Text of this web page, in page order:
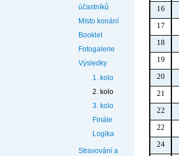
účastníků
Místo konání
Booklet
Fotogalerie
Výsledky
1. kolo
2. kolo
3. kolo
Finále
Logika
Stravování a
16
17
18
19
20
21
22
22
24